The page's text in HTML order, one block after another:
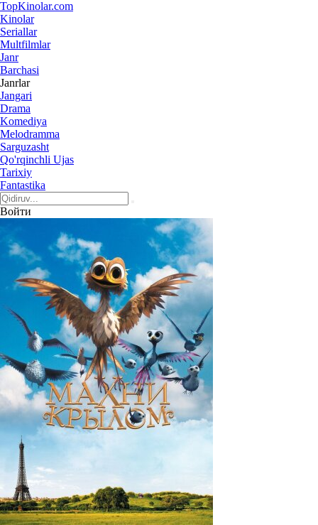
TopKinolar.com
Kinolar
Seriallar
Multfilmlar
Janr
Barchasi
Janrlar
Jangari
Drama
Komediya
Melodramma
Sarguzasht
Qo'rqinchli Ujas
Tarixiy
Fantastika
Войти